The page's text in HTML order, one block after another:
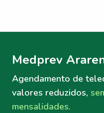
Medprev
Agendamento de
valores reduzidos,
mensalidades.